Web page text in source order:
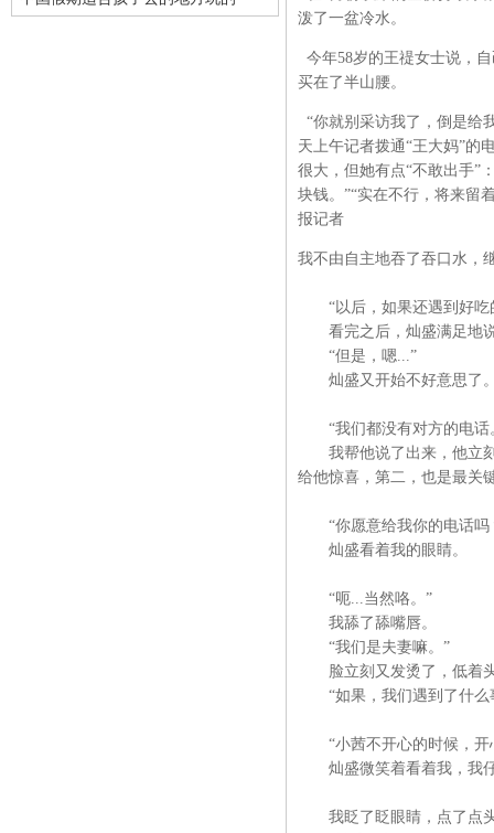
泼了一盆冷水。
今年58岁的王禔女士说，
买在了半山腰。
“你就别采访我了，倒是给
天上午记者拨通“王大妈”的
很大，但她有点“不敢出手”
块钱。”“实在不行，将来留
报记者
我不由自主地吞了吞口水，
“以后，如果还遇到好吃
看完之后，灿盛满足地说
“但是，嗯...”
灿盛又开始不好意思了
“我们都没有对方的电话
我帮他说了出来，他立刻
给他惊喜，第二，也是最关
“你愿意给我你的电话吗
灿盛看着我的眼睛。
“呃...当然咯。”
我舔了舔嘴唇。
“我们是夫妻嘛。”
脸立刻又发烫了，低着
“如果，我们遇到了什么
“小茜不开心的时候，开
灿盛微笑着看着我，我仔
我眨了眨眼睛，点了点